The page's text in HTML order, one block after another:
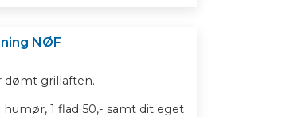
NØF
dømt grillaften.
1 flad 50,- samt dit eget